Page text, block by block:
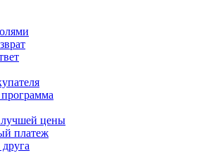
лучшей цены
платеж